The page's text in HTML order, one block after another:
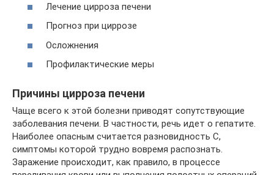
Лечение цирроза печени
Прогноз при циррозе
Осложнения
Профилактические меры
Причины цирроза печени
Чаще всего к этой болезни приводят сопутствующие
заболевания печени. В частности, речь идет о гепатите.
Наиболее опасным считается разновидность С,
симптомы которой трудно вовремя распознать.
Заражение происходит, как правило, в процессе